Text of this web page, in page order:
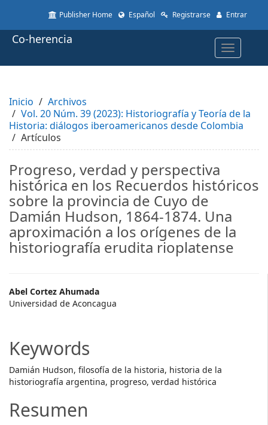
to
page
Main
Content
Sidebar
Publisher Home Español Registrarse Entrar
Toggle
Co-herencia
Inicio
Archivos
Vol. 20 Núm. 39 (2023): Historiografía y Teoría de la
Historia: diálogos iberoamericanos desde Colombia
Artículos
Progreso, verdad y perspectiva
histórica en los Recuerdos históricos
sobre la provincia de Cuyo de
Damián Hudson, 1864-1874. Una
aproximación a los orígenes de la
historiografía erudita rioplatense
Main
Article
Abel Cortez Ahumada
Universidad de Aconcagua
Keywords
Damián Hudson, filosofía de la historia, historia de la
historiografía argentina, progreso, verdad histórica
Resumen